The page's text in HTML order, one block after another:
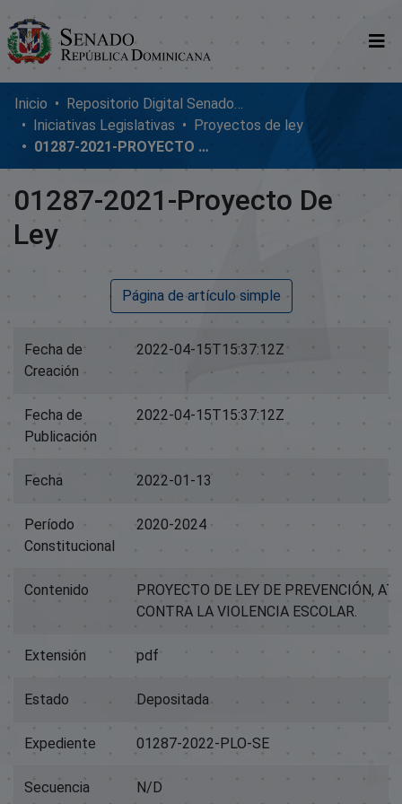
Comunidades
Glosario
Nosotros
Inicio
Repositorio Digital SenadoRD
Iniciativas Legislativas
Proyectos de ley
01287-2021-PROYECTO DE LEY
01287-2021-Proyecto De
Ley
Página de artículo simple
Fecha de
Creación
2022-04-15T15:37:12Z
Fecha de
Publicación
2022-04-15T15:37:12Z
Fecha 2022-01-13
Período
Constitucional
2020-2024
Contenido
PROYECTO DE LEY DE PREVENCIÓN,
CONTRA LA VIOLENCIA ESCOLAR.
Extensión pdf
Estado Depositada
Expediente 01287-2022-PLO-SE
Secuencia N/D